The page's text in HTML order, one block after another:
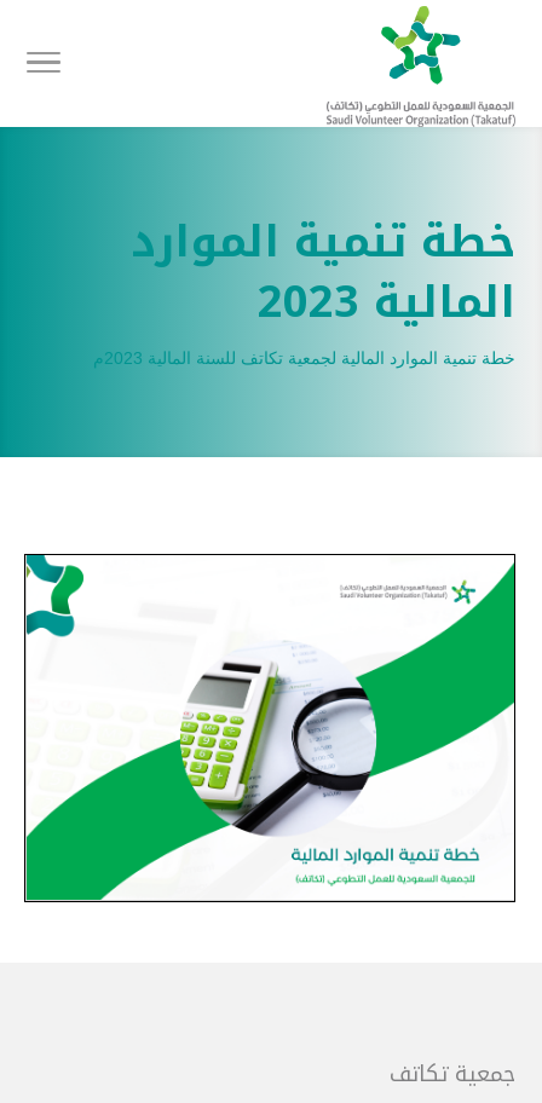
خطة تنمية الموارد
المالية 2023
خطة تنمية الموارد المالية لجمعية تكاتف للسنة المالية 2023م
جمعية تكاتف